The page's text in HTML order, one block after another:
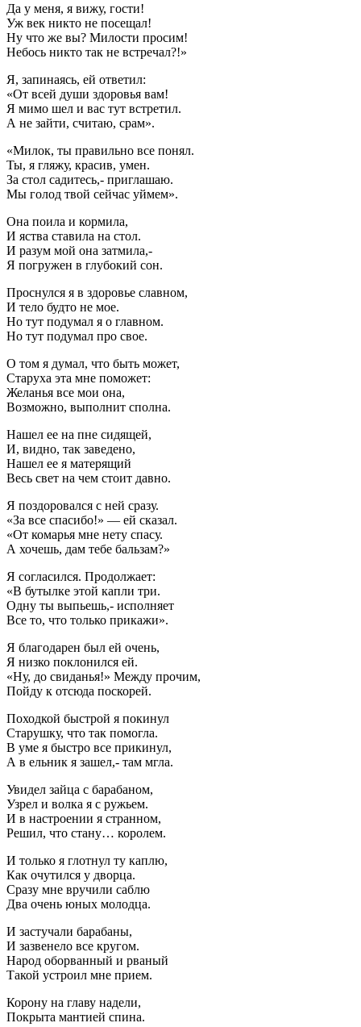
Да у меня, я вижу, гости!
Уж век никто не посещал!
Ну что же вы? Милости просим!
Небось никто так не встречал?!»
Я, запинаясь, ей ответил:
«От всей души здоровья вам!
Я мимо шел и вас тут встретил.
А не зайти, считаю, срам».
«Милок, ты правильно все понял.
Ты, я гляжу, красив, умен.
За стол садитесь,- приглашаю.
Мы голод твой сейчас уймем».
Она поила и кормила,
И яства ставила на стол.
И разум мой она затмила,-
Я погружен в глубокий сон.
Проснулся я в здоровье славном,
И тело будто не мое.
Но тут подумал я о главном.
Но тут подумал про свое.
О том я думал, что быть может,
Старуха эта мне поможет:
Желанья все мои она,
Возможно, выполнит сполна.
Нашел ее на пне сидящей,
И, видно, так заведено,
Нашел ее я матерящий
Весь свет на чем стоит давно.
Я поздоровался с ней сразу.
«За все спасибо!» — ей сказал.
«От комарья мне нету спасу.
А хочешь, дам тебе бальзам?»
Я согласился. Продолжает:
«В бутылке этой капли три.
Одну ты выпьешь,- исполняет
Все то, что только прикажи».
Я благодарен был ей очень,
Я низко поклонился ей.
«Ну, до свиданья!» Между прочим,
Пойду к отсюда поскорей.
Походкой быстрой я покинул
Старушку, что так помогла.
В уме я быстро все прикинул,
А в ельник я зашел,- там мгла.
Увидел зайца с барабаном,
Узрел и волка я с ружьем.
И в настроении я странном,
Решил, что стану… королем.
И только я глотнул ту каплю,
Как очутился у дворца.
Сразу мне вручили саблю
Два очень юных молодца.
И застучали барабаны,
И зазвенело все кругом.
Народ оборванный и рваный
Такой устроил мне прием.
Корону на главу надели,
Покрыта мантией спина.